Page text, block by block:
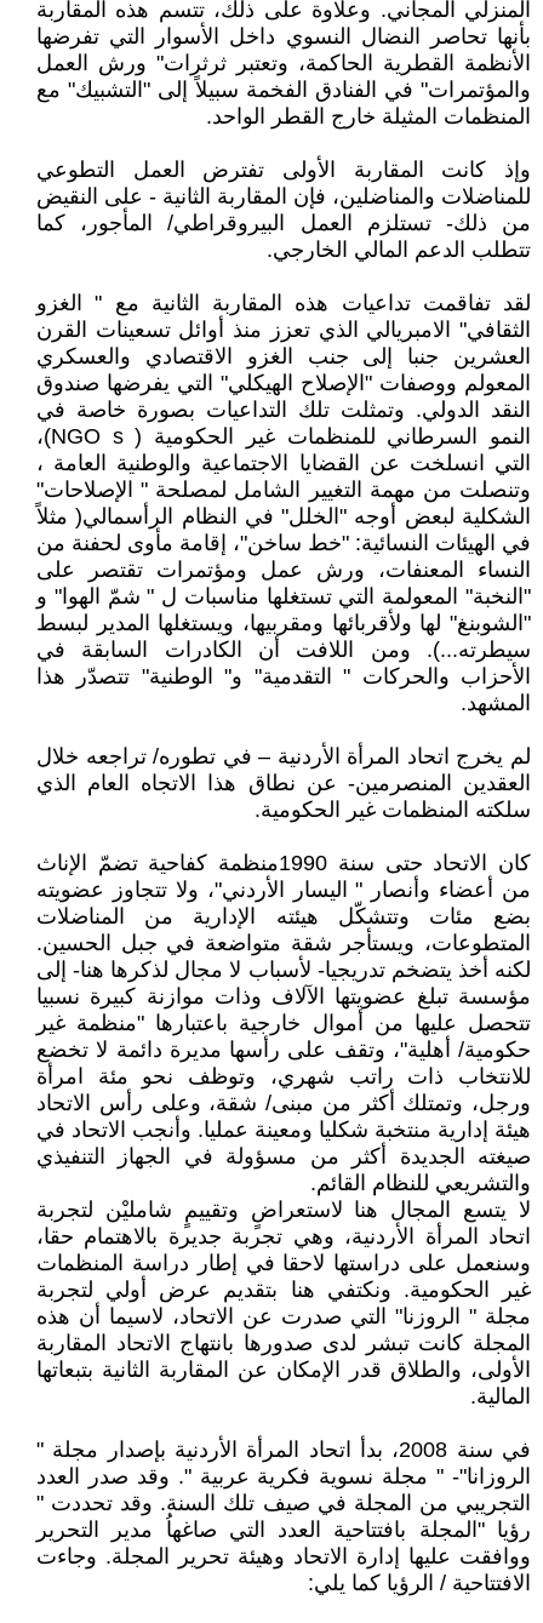
المنزلي المجاني. وعلاوة على ذلك، تتسم هذه المقاربة
بأنها تحاصر النضال النسوي داخل الأسوار التي تفرضها
الأنظمة القطرية الحاكمة، وتعتبر ثرثرات" ورش العمل
والمؤتمرات" في الفنادق الفخمة سبيلاً إلى "التشبيك" مع
المنظمات المثيلة خارج القطر الواحد.
وإذ كانت المقاربة الأولى تفترض العمل التطوعي
للمناضلات والمناضلين، فإن المقاربة الثانية - على النقيض
من ذلك- تستلزم العمل البيروقراطي/ المأجور، كما
تتطلب الدعم المالي الخارجي.
لقد تفاقمت تداعيات هذه المقاربة الثانية مع " الغزو
الثقافي" الامبريالي الذي تعزز منذ أوائل تسعينات القرن
العشرين جنبا إلى جنب الغزو الاقتصادي والعسكري
المعولم ووصفات "الإصلاح الهيكلي" التي يفرضها صندوق
النقد الدولي. وتمثلت تلك التداعيات بصورة خاصة في
النمو السرطاني للمنظمات غير الحكومية ( NGO s)،
التي انسلخت عن القضايا الاجتماعية والوطنية العامة ،
وتنصلت من مهمة التغيير الشامل لمصلحة " الإصلاحات"
الشكلية لبعض أوجه "الخلل" في النظام الرأسمالي( مثلاً
في الهيئات النسائية: "خط ساخن"، إقامة مأوى لحفنة من
النساء المعنفات، ورش عمل ومؤتمرات تقتصر على
"النخبة" المعولمة التي تستغلها مناسبات ل " شمّ الهوا" و
"الشوبنغ" لها ولأقربائها ومقربيها، ويستغلها المدير لبسط
سيطرته...). ومن اللافت أن الكادرات السابقة في
الأحزاب والحركات " التقدمية" و" الوطنية" تتصدّر هذا
المشهد.
لم يخرج اتحاد المرأة الأردنية – في تطوره/ تراجعه خلال
العقدين المنصرمين- عن نطاق هذا الاتجاه العام الذي
سلكته المنظمات غير الحكومية.
كان الاتحاد حتى سنة 1990منظمة كفاحية تضمّ الإناث
من أعضاء وأنصار " اليسار الأردني"، ولا تتجاوز عضويته
بضع مئات وتتشكّل هيئته الإدارية من المناضلات
المتطوعات، ويستأجر شقة متواضعة في جبل الحسين.
لكنه أخذ يتضخم تدريجيا- لأسباب لا مجال لذكرها هنا- إلى
مؤسسة تبلغ عضويتها الآلاف وذات موازنة كبيرة نسبيا
تتحصل عليها من أموال خارجية باعتبارها "منظمة غير
حكومية/ أهلية"، وتقف على رأسها مديرة دائمة لا تخضع
للانتخاب ذات راتب شهري، وتوظف نحو مئة امرأة
ورجل، وتمتلك أكثر من مبنى/ شقة، وعلى رأس الاتحاد
هيئة إدارية منتخبة شكليا ومعينة عمليا. وأنجب الاتحاد في
صيغته الجديدة أكثر من مسؤولة في الجهاز التنفيذي
والتشريعي للنظام القائم.
لا يتسع المجال هنا لاستعراضٍ وتقييمٍ شامليْن لتجربة
اتحاد المرأة الأردنية، وهي تجربة جديرة بالاهتمام حقا،
وسنعمل على دراستها لاحقا في إطار دراسة المنظمات
غير الحكومية. ونكتفي هنا بتقديم عرض أولي لتجربة
مجلة " الروزنا" التي صدرت عن الاتحاد، لاسيما أن هذه
المجلة كانت تبشر لدى صدورها بانتهاج الاتحاد المقاربة
الأولى، والطلاق قدر الإمكان عن المقاربة الثانية بتبعاتها
المالية.
في سنة 2008، بدأ اتحاد المرأة الأردنية بإصدار مجلة "
الروزانا"- " مجلة نسوية فكرية عربية ". وقد صدر العدد
التجريبي من المجلة في صيف تلك السنة. وقد تحددت "
رؤيا "المجلة بافتتاحية العدد التي صاغهاُ مدير التحرير
ووافقت عليها إدارة الاتحاد وهيئة تحرير المجلة. وجاءت
الافتتاحية / الرؤيا كما يلي: